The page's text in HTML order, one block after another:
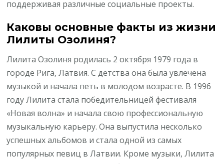
поддерживая различные социальные проекты.
Каковы основные факты из жизни
Лилиты Озолиня?
Лилита Озолиня родилась 2 октября 1979 года в
городе Рига, Латвия. С детства она была увлечена
музыкой и начала петь в молодом возрасте. В 1996
году Лилита стала победительницей фестиваля
«Новая волна» и начала свою профессиональную
музыкальную карьеру. Она выпустила несколько
успешных альбомов и стала одной из самых
популярных певиц в Латвии. Кроме музыки, Лилита